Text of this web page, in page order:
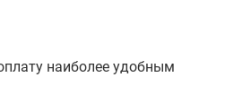
наиболее удобным